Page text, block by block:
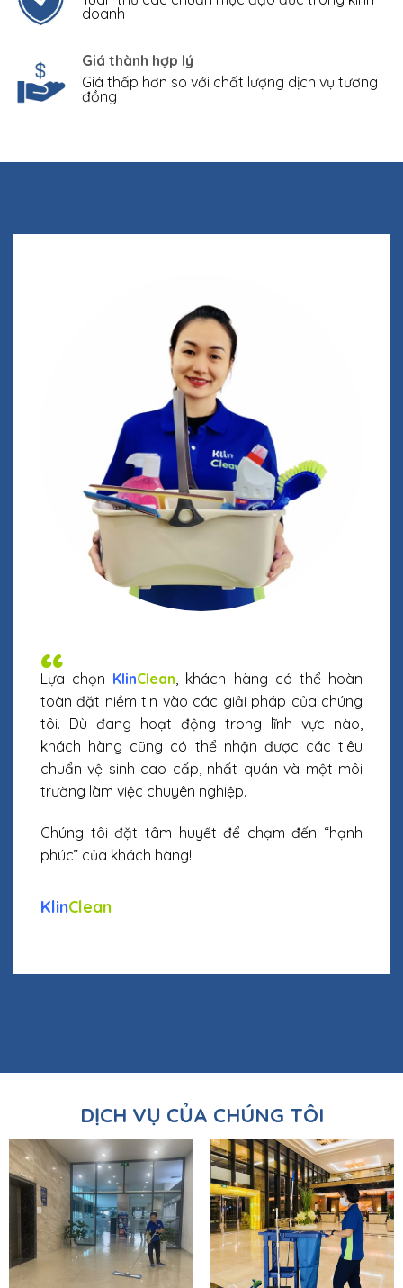
doanh
Giá thành hợp lý
Giá thấp hơn so với chất lượng dịch vụ tương
đồng
“
Lựa chọn KlinClean, khách hàng có thể hoàn
toàn đặt niềm tin vào các giải pháp của chúng
tôi. Dù đang hoạt động trong lĩnh vực nào,
khách hàng cũng có thể nhận được các tiêu
chuẩn vệ sinh cao cấp, nhất quán và một môi
trường làm việc chuyên nghiệp.
Chúng tôi đặt tâm huyết để chạm đến “hạnh
phúc” của khách hàng!
KlinClean
DỊCH VỤ CỦA CHÚNG TÔI